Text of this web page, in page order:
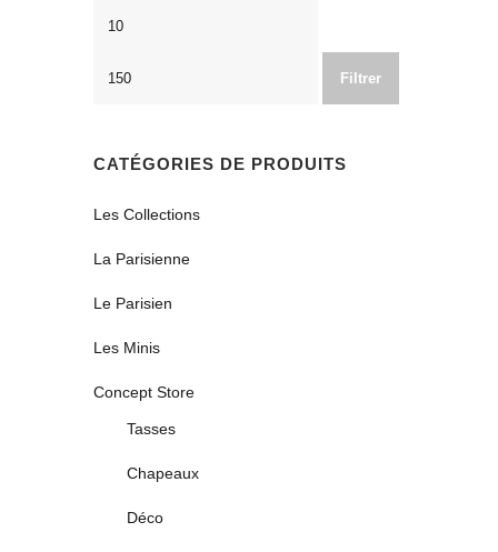
Filtrer
CATÉGORIES DE PRODUITS
Les Collections
La Parisienne
Le Parisien
Les Minis
Concept Store
Tasses
Chapeaux
Déco